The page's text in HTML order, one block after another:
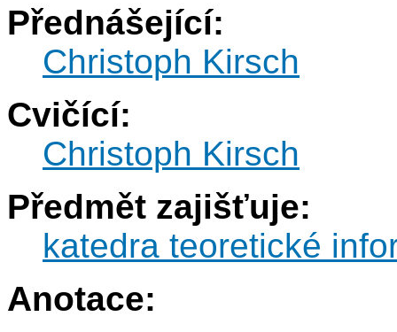
Přednášející:
Christoph Kirsch
Cvičící:
Christoph Kirsch
Předmět zajišťuje:
katedra teoretické
Anotace: